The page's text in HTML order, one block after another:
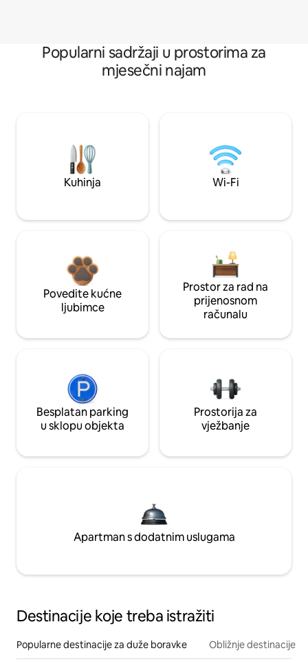
Popularni sadržaji u prostorima za
mjesečni najam
Kuhinja Wi-Fi
Povedite kućne
ljubimce
Prostor za rad na
prijenosnom
računalu
Besplatan parking
u sklopu objekta
Prostorija za
vježbanje
Apartman s dodatnim uslugama
Destinacije koje treba istražiti
Popularne destinacije za duže boravke Obližnje destinacije